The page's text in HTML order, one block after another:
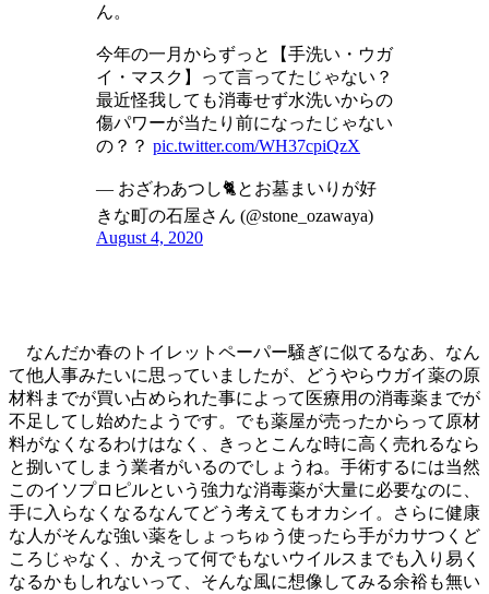
ん。
今年の一月からずっと【手洗い・ウガ
イ・マスク】って言ってたじゃない？
最近怪我しても消毒せず水洗いからの
傷パワーが当たり前になったじゃない
の？？ pic.twitter.com/WH37cpiQzX
— おざわあつし🐈とお墓まいりが好
きな町の石屋さん (@stone_ozawaya)
August 4, 2020
なんだか春のトイレットペーパー騒ぎに似てるなあ、なん
て他人事みたいに思っていましたが、どうやらウガイ薬の原
材料までが買い占められた事によって医療用の消毒薬までが
不足してし始めたようです。でも薬屋が売ったからって原材
料がなくなるわけはなく、きっとこんな時に高く売れるなら
と捌いてしまう業者がいるのでしょうね。手術するには当然
このイソプロピルという強力な消毒薬が大量に必要なのに、
手に入らなくなるなんてどう考えてもオカシイ。さらに健康
な人がそんな強い薬をしょっちゅう使ったら手がカサつくど
ころじゃなく、かえって何でもないウイルスまでも入り易く
なるかもしれないって、そんな風に想像してみる余裕も無い